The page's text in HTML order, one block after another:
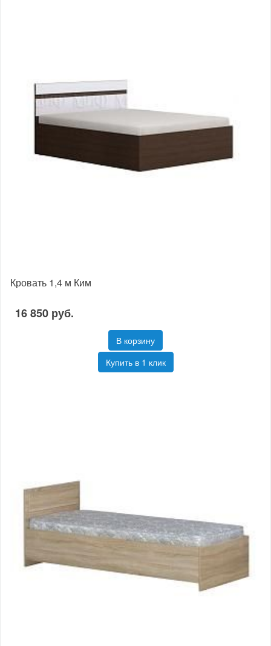
Кровать 1,4 м Ким
16 850 руб.
В корзину
Купить в 1 клик